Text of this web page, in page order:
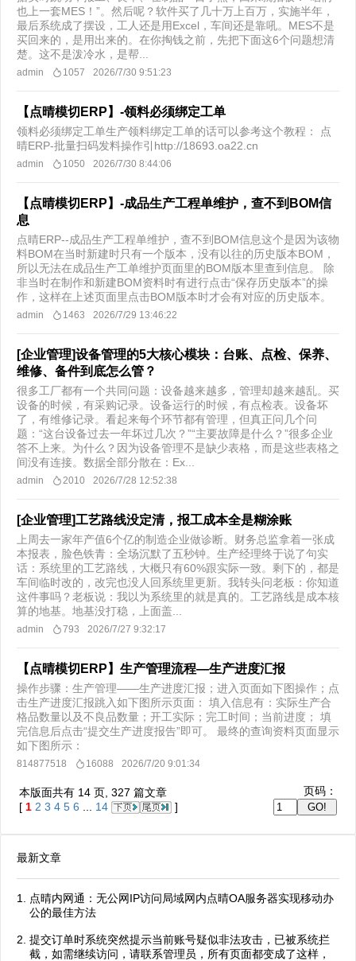
也上一套MES！”。然后呢？软件买了几十万上百万，实施半年，
最后系统成了摆设，工人还是用Excel，车间还是靠吼。MES不是
买回来的，是用出来的。在你掏钱之前，先把下面这6个问题想清
楚。这不是泼冷水，是帮...
admin 1057 2026/7/30 9:51:23
【点晴模切ERP】-领料必须绑定工单
领料必须绑定工单生产领料绑定工单的话可以参考这个教程： 点
晴ERP-批量扫码发料操作引http://18693.oa22.cn
admin 1050 2026/7/30 8:44:06
【点晴模切ERP】-成品生产工程单维护，查不到BOM信
息
点晴ERP--成品生产工程单维护，查不到BOM信息这个是因为该物
料BOM在当时新建时只有一个版本，没有以往的历史版本BOM，
所以无法在成品生产工单维护页面里的BOM版本里查到信息。 除
非当时在制作和新建BOM资料时有进行点击“保存历史版本”的操
作，这样在上述页面里点击BOM版本时才会有对应的历史版本。
admin 1463 2026/7/29 13:46:22
[企业管理]设备管理的5大核心模块：台账、点检、保养、
维修、备件到底怎么管？
很多工厂都有一个共同问题：设备越来越多，管理却越来越乱。买
设备的时候，有采购记录。设备运行的时候，有点检表。设备坏
了，有维修记录。看起来每个环节都有管理，但真正问几个问
题：“这台设备过去一年坏过几次？”“主要故障是什么？”很多企业
答不上来。为什么？因为设备管理不是缺少表格，而是这些表格之
间没有连接。数据全部分散在：Ex...
admin 2010 2026/7/28 12:52:38
[企业管理]工艺路线没定清，报工成本全是糊涂账
上周去一家年产值6个亿的制造企业做诊断。财务总监拿着一张成
本报表，脸色铁青：​全场沉默了五秒钟。生产经理终于说了句实
话：系统里的工艺路线，大概只有60%跟实际一致。剩下的，都是
车间临时改的，改完也没人回系统里更新。我转头问老板：你知道
这件事吗？老板说：我以为系统里的就是真的。工艺路线是成本核
算的地基。地基没打稳，上面盖...
admin 793 2026/7/27 9:32:17
【点晴模切ERP】生产管理流程—生产进度汇报
操作步骤：生产管理——生产进度汇报；进入页面如下图操作；点
击生产进度汇报跳入如下图所示页面： 填入信息有：实际生产合
格品数量以及不良品数量；开工实际；完工时间；当前进度； 填
完信息后点击“提交生产进度报告”即可。 最终的查询资料页面显示
如下图所示：
814877518 16088 2026/7/20 9:01:34
本版面共有 14 页, 327 篇文章
[ 1 2 3 4 5 6 14 ]
页码：
最新文章
点晴内网通：无公网IP访问局域网内点晴OA服务器实现移动办
公的最佳方法
提交订单时系统突然提示当前账号疑似非法攻击，已被系统拦
截，如需继续访问，请联系管理员，所有页面都变成了这样，